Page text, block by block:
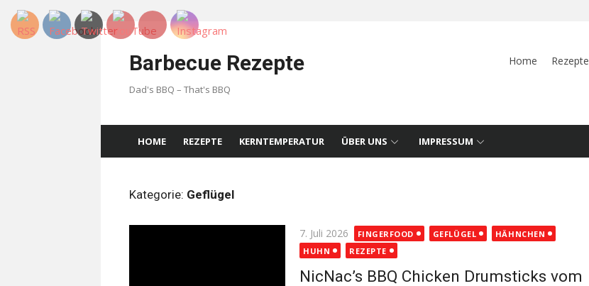
Skip
Barbecue Rezepte
Dad's BBQ – That's BBQ
Home Rezepte
HOME REZEPTE KERNTEMPERATUR ÜBER UNS IMPRESSUM
Kategorie: Geflügel
Posted
on
7. Juli 2026 FINGERFOOD GEFLÜGEL
HÄHNCHEN
HUHN
REZEPTE
NicNac’s BBQ Chicken Drumsticks vom